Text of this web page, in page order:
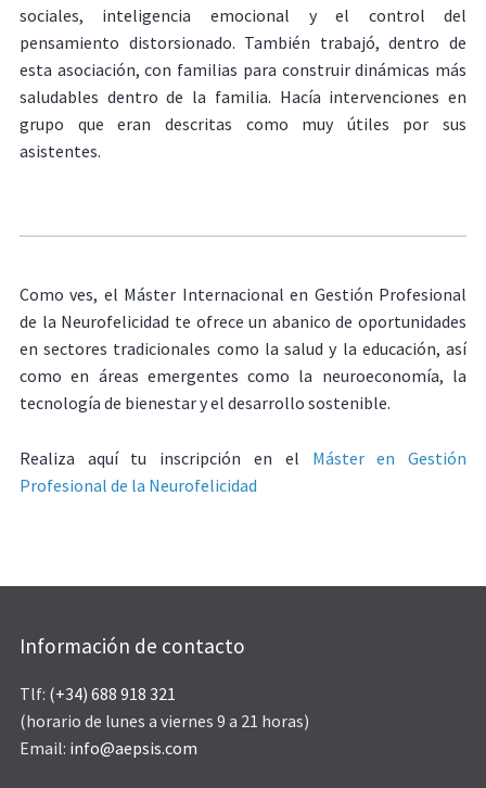
sociales, inteligencia emocional y el control del
pensamiento distorsionado. También trabajó, dentro de
esta asociación, con familias para construir dinámicas más
saludables dentro de la familia. Hacía intervenciones en
grupo que eran descritas como muy útiles por sus
asistentes.
Como ves, el Máster Internacional en Gestión Profesional
de la Neurofelicidad te ofrece un abanico de oportunidades
en sectores tradicionales como la salud y la educación, así
como en áreas emergentes como la neuroeconomía, la
tecnología de bienestar y el desarrollo sostenible.
Realiza aquí tu inscripción en el Máster en Gestión
Profesional de la Neurofelicidad
Información de contacto
Tlf: (+34) 688 918 321
(horario de lunes a viernes 9 a 21 horas)
Email: info@aepsis.com